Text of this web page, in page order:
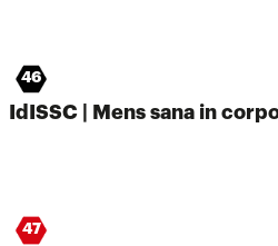
46
IdISSC | Mens sana in
47